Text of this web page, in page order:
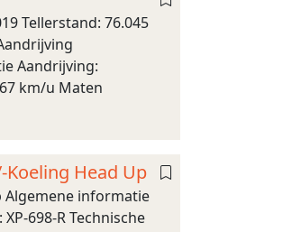
Tellerstand: 76.045
Aandrijving:
km/u Maten
Koeling Head Up
Algemene informatie
698-R Technische